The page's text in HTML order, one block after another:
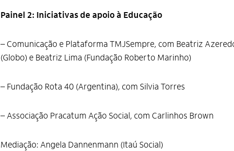
Painel 2: Iniciativas de apoio à Educação
– Comunicação e Plataforma TMJSempre, com Beatriz
(Globo) e Beatriz Lima (Fundação Roberto Marinho)
– Fundação Rota 40 (Argentina), com Silvia Torres
– Associação Pracatum Ação Social, com Carlinhos Brown
Mediação: Angela Dannenmann (Itaú Social)